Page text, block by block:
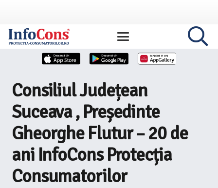
Consiliul Județean
Suceava , Președinte
Gheorghe Flutur – 20 de
ani InfoCons Protecția
Consumatorilor